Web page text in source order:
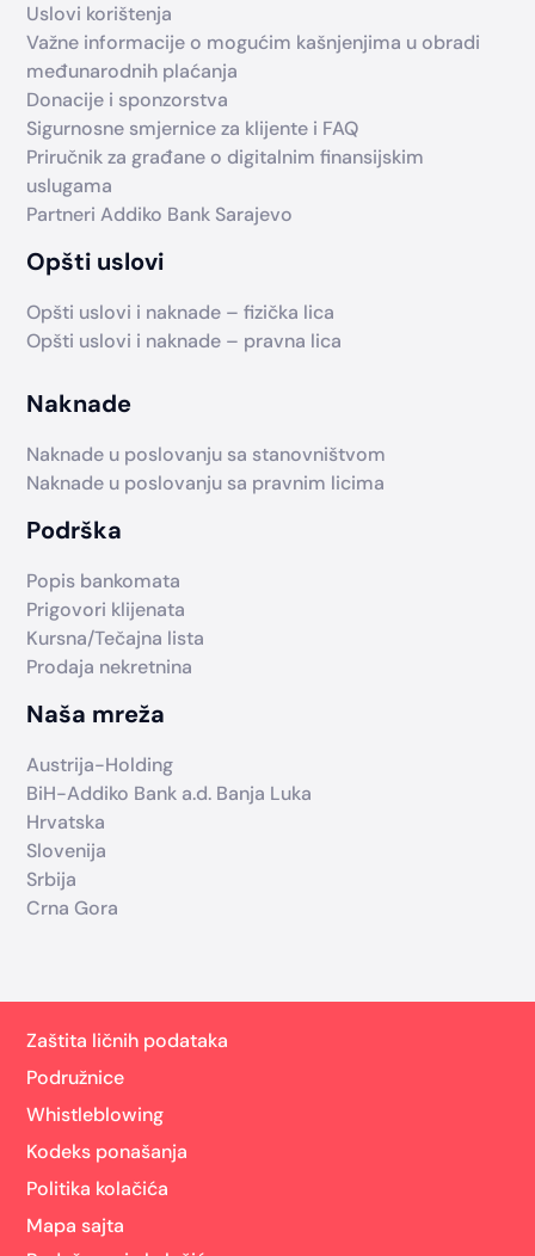
Uslovi korištenja
Važne informacije o mogućim kašnjenjima u obradi
međunarodnih plaćanja
Donacije i sponzorstva
Sigurnosne smjernice za klijente i FAQ
Priručnik za građane o digitalnim finansijskim
uslugama
Partneri Addiko Bank Sarajevo
Opšti uslovi
Opšti uslovi i naknade – fizička lica
Opšti uslovi i naknade – pravna lica
Naknade
Naknade u poslovanju sa stanovništvom
Naknade u poslovanju sa pravnim licima
Podrška
Popis bankomata
Prigovori klijenata
Kursna/Tečajna lista
Prodaja nekretnina
Naša mreža
Austrija-Holding
BiH-Addiko Bank a.d. Banja Luka
Hrvatska
Slovenija
Srbija
Crna Gora
Zaštita ličnih podataka
Podružnice
Whistleblowing
Kodeks ponašanja
Politika kolačića
Mapa sajta